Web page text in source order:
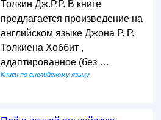
Толкин Дж.Р.Р. В книге
предлагается произведение на
английском языке Джона Р. Р.
Толкиена Хоббит ,
адаптированное (без …
Книги по английскому языку